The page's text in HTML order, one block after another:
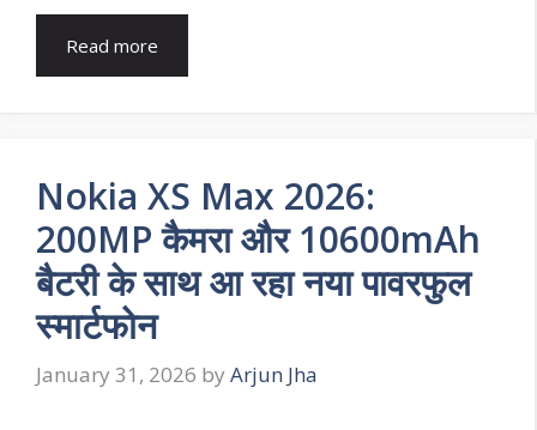
Read more
Nokia XS Max 2026:
200MP कैमरा और 10600mAh
बैटरी के साथ आ रहा नया पावरफुल
स्मार्टफोन
January 31, 2026 by Arjun Jha